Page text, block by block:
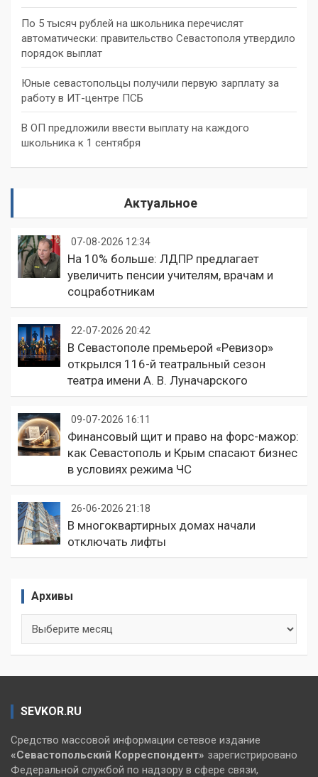
По 5 тысяч рублей на школьника перечислят
автоматически: правительство Севастополя утвердило
порядок выплат
Юные севастопольцы получили первую зарплату за
работу в ИТ-центре ПСБ
В ОП предложили ввести выплату на каждого
школьника к 1 сентября
Актуальное
07-08-2026 12:34
На 10% больше: ЛДПР предлагает
увеличить пенсии учителям, врачам и
соцработникам
22-07-2026 20:42
В Севастополе премьерой «Ревизор»
открылся 116-й театральный сезон
театра имени А. В. Луначарского
09-07-2026 16:11
Финансовый щит и право на форс-мажор:
как Севастополь и Крым спасают бизнес
в условиях режима ЧС
26-06-2026 21:18
В многоквартирных домах начали
отключать лифты
Архивы
SEVKOR.RU
Средство массовой информации сетевое издание
«Севастопольский Корреспондент» зарегистрировано
Федеральной службой по надзору в сфере связи,